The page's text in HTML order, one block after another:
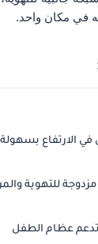
في مكان واحد.
في الارتفاع بسهولة
للتهوية
تدعم عظام الطفل